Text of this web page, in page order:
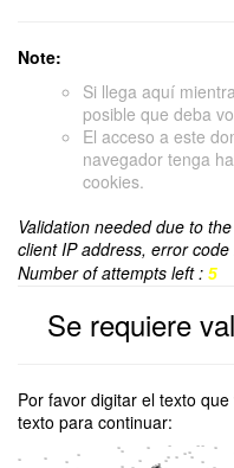
Note:
Si llega aquí
posible que deba
El acceso a este
navegador tenga
cookies.
Validation needed due to
client IP address, error code
Number of attempts left : 5
Se requiere
Por favor digitar el texto
texto para continuar: